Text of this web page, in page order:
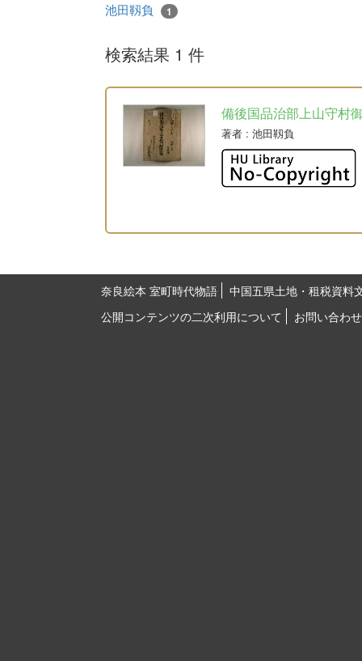
池田靱負 1
検索結果 1 件
備後国品治部上山守村
著者 : 池田靱負
奈良絵本 室町時代物語
中国五県土地・租税資料
公開コンテンツの二次利用について
お問い合わせ